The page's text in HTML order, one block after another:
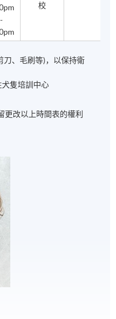
容及時間
及1題短問題
選取題目，並根據
-
校
刀、毛刷等)，以保持衛
隻培訓中心
更改以上時間表的權利